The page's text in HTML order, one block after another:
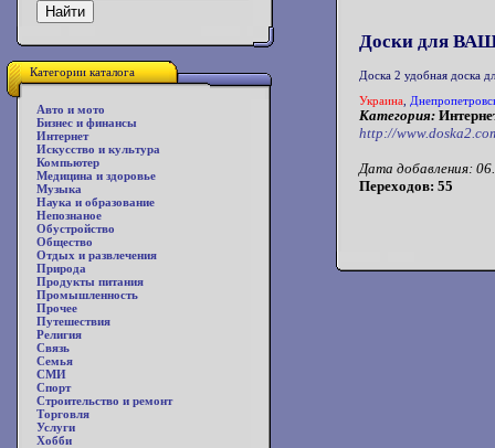
Категории каталога
Авто и мото
Бизнес и финансы
Интернет
Искусство и культура
Компьютер
Медицина и здоровье
Музыка
Наука и образование
Непознаное
Обустройство
Общество
Отдых и развлечения
Природа
Продукты питания
Промышленность
Прочее
Путешествия
Религия
Связь
Семья
СМИ
Спорт
Строительство и ремонт
Торговля
Услуги
Хобби
Доски для
Доска 2 удобная доска
Украина
Категория:
http://
Дата добавления:
Переходов: 55